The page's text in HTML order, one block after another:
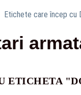
Etichete care încep cu
ETICHETA